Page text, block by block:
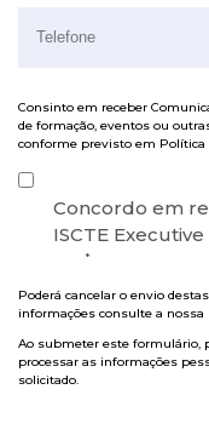
Consinto em receber
de formação, eventos ou
conforme previsto em Política
Concordo em
ISCTE
*
Poderá cancelar o envio
informações consulte a nossa
Ao submeter este formulário,
processar as informações
solicitado.